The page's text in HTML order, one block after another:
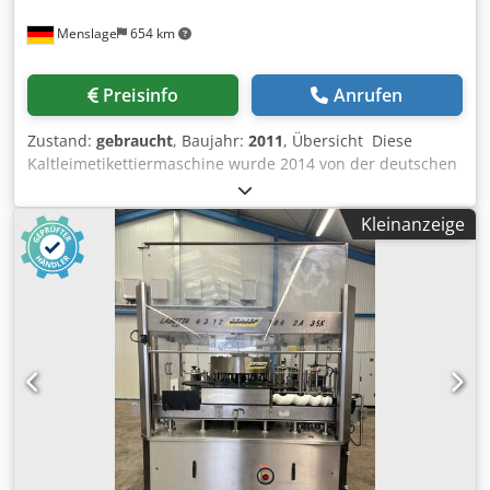
Menslage 654 km
Preisinfo Anrufen
Zustand: gebraucht, Baujahr: 2011, Übersicht Diese
Kaltleimetikettiermaschine wurde 2014 von der deutschen
Firma HEUFT hergestellt. Sie wurde für die Etikettierung
und Inspektion von Glasflaschen verwendet, einschließlich
der Kontrolle des Vorhandenseins von Etiketten, der
Erkennung von Unterfüllungen durch Röntgenstrahlen
und der Erkennung von Flaschenbruch mit automatischer
Ausleitung. Die Maschine enthält eine spezielle
Ausrüstung für Flaschen mit Halsfolie. Sie wird mit 6
Formatteilen geliefert. Der Domino-Laser, die Saugeinheit
und die Leimpumpen sind nicht im Lieferumfang
enthalten. Sie steht ab sofort zur Verfügung und kann
nach Vereinbarung besichtigt werden. Technische Daten -
Typ: Kaltleim-Etikettiermaschine mit 2 Etikettieraggregaten
(8 Leimpaletten, 6 Greiferpositionen, Maschinenabstand
120 mm) - Leistung: bis zu 36.000 Flaschen pro Stunde
Kleinanzeige